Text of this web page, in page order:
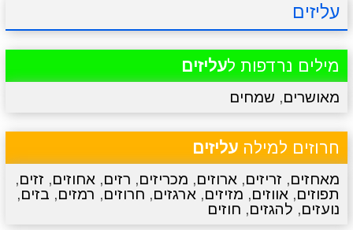
יצירה משחקי בנות אשליות חדשות
עליזים
מילים נרדפות לעליזים
מאושרים, שמחים
חרוזים למילה עליזים
מאחזים, זריזים, ארוזים, מכריזים, רזים, אחוזים, זזים,
תפוזים, אווזים, מזיזים, ארגזים, חרוזים, רמזים, בזים,
נועזים, להגזים, חוזים